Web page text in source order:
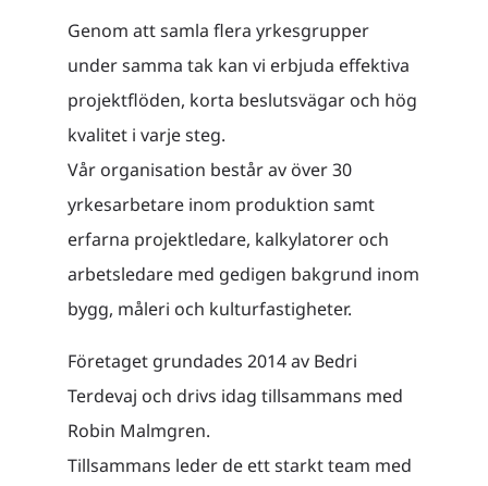
Genom att samla flera yrkesgrupper
under samma tak kan vi erbjuda effektiva
projektflöden, korta beslutsvägar och hög
kvalitet i varje steg.
Vår organisation består av över 30
yrkesarbetare inom produktion samt
erfarna projektledare, kalkylatorer och
arbetsledare med gedigen bakgrund inom
bygg, måleri och kulturfastigheter.
Företaget grundades 2014 av Bedri
Terdevaj och drivs idag tillsammans med
Robin Malmgren.
Tillsammans leder de ett starkt team med